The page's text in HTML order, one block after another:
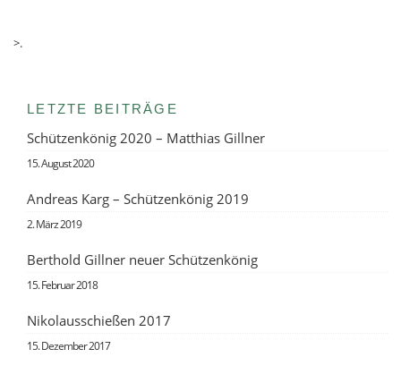
>.
LETZTE BEITRÄGE
Schützenkönig 2020 – Matthias Gillner
15. August 2020
Andreas Karg – Schützenkönig 2019
2. März 2019
Berthold Gillner neuer Schützenkönig
15. Februar 2018
Nikolausschießen 2017
15. Dezember 2017